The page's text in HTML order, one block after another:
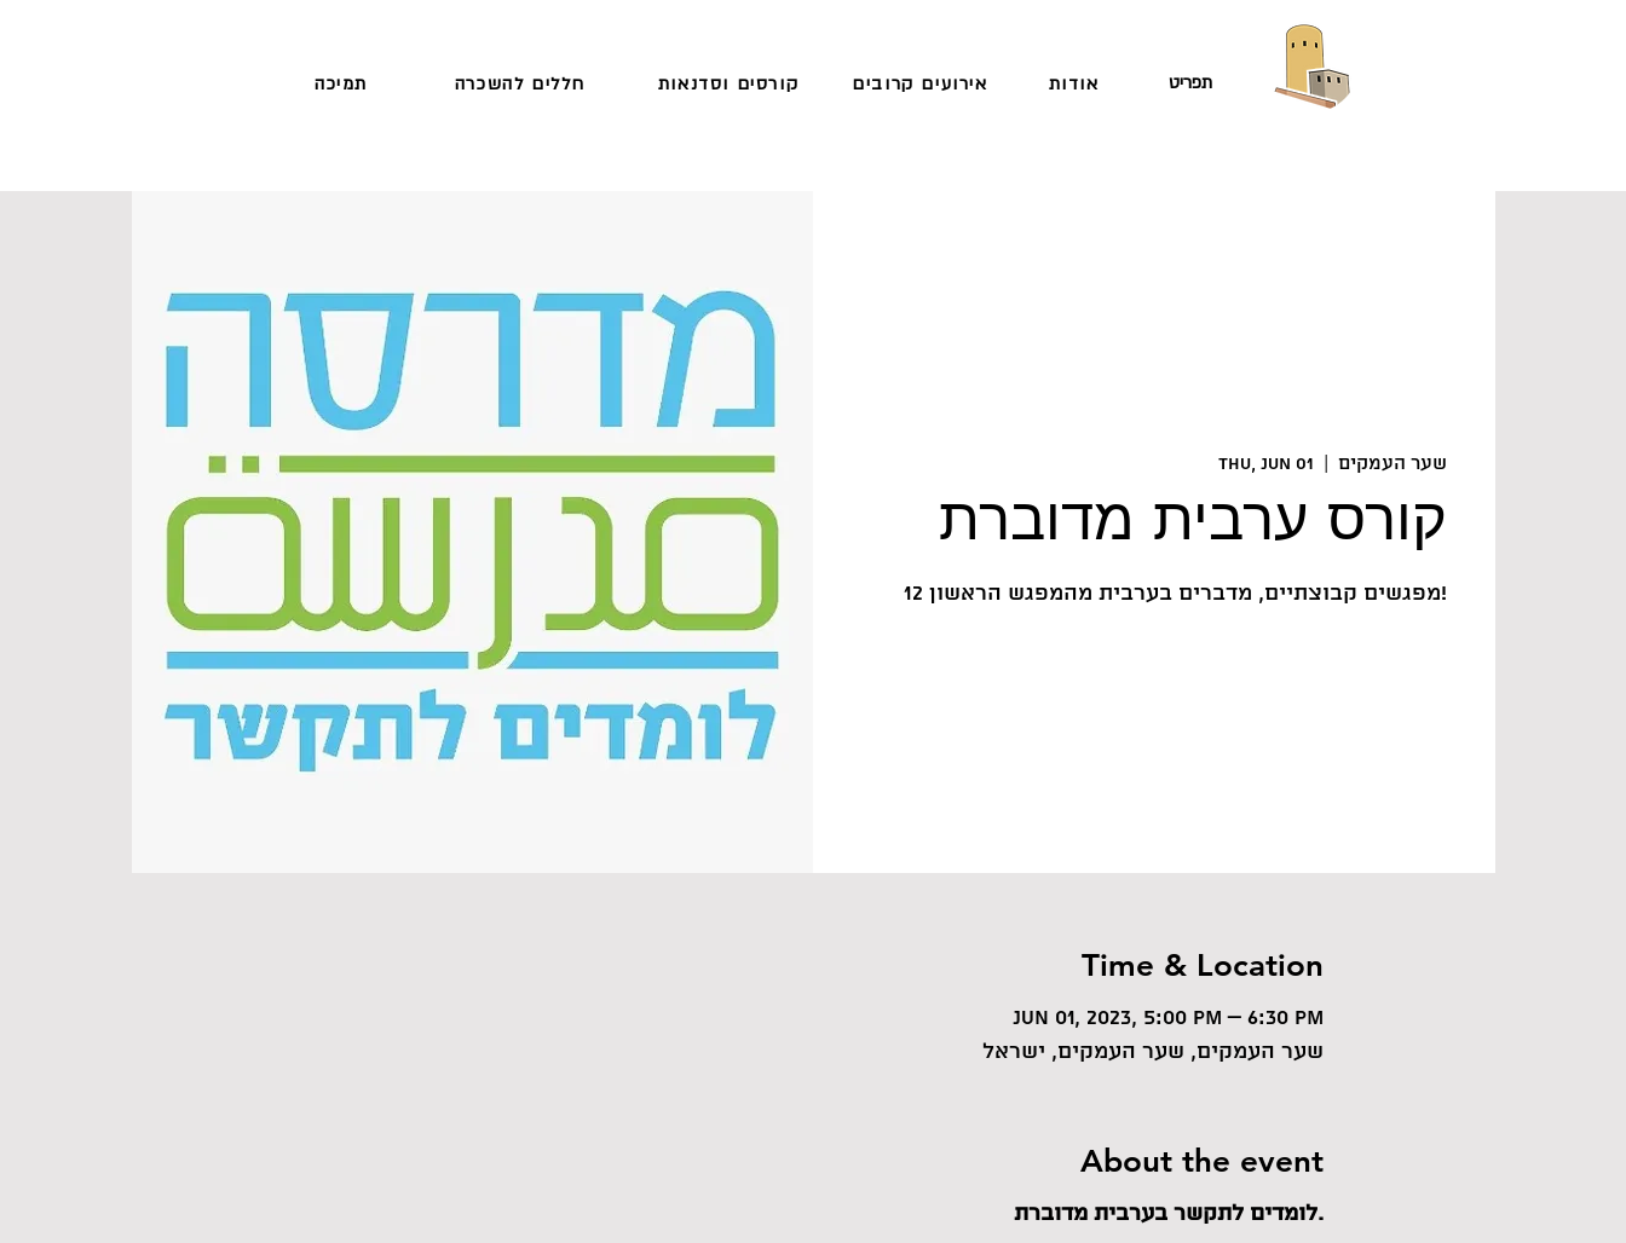
תמיכה חללים להשכרה קורסים וסדנאות אירועים קרובים אודות תפריט
Thu, Jun 01 שער העמקים
קורס ערבית מדוברת
12 מפגשים קבוצתיים, מדברים בערבית מהמפגש הראשון!
Time & Location
Jun 01, 2023, 5:00 PM – 6:30 PM
שער העמקים, שער העמקים, ישראל
About the event
לומדים לתקשר בערבית מדוברת.